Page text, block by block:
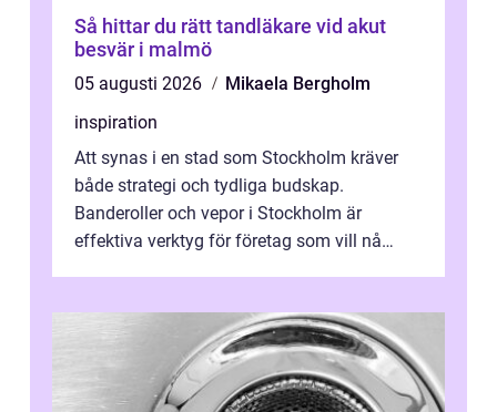
Så hittar du rätt tandläkare vid akut
besvär i malmö
05 augusti 2026
Mikaela Bergholm
inspiration
Att synas i en stad som Stockholm kräver
både strategi och tydliga budskap.
Banderoller och vepor i Stockholm är
effektiva verktyg för företag som vill nå